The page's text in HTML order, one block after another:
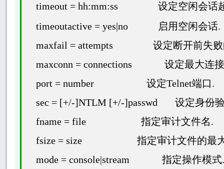
timeout = hh:mm:ss 设定空闲会话
timeoutactive = yes|no
启用空闲会话
maxfail = attempts 设定断开前失
maxconn = connections 设定最大连
port = number 设定Telnet端口.
sec = [+/-]NTLM [+/-]passwd 设定身份
fname = file
指定审计文件名.
fsize = size 指定审计文件的最
mode = console|stream 指定操作模式